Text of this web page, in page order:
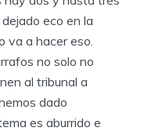
eco en la
va a hacer eso.
no solo no
al tribunal a
dado
es aburrido e